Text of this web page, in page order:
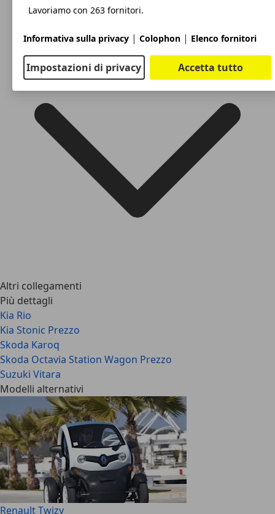
Altri collegamenti
Più dettagli
Kia Rio
Kia Stonic Prezzo
Skoda Karoq
Skoda Octavia Station Wagon Prezzo
Suzuki Vitara
Modelli alternativi
Renault Twizy
Lavoriamo con 263 fornitori.
Informativa sulla privacy | Colophon | Elenco fornitori
Impostazioni di privacy Accetta tutto